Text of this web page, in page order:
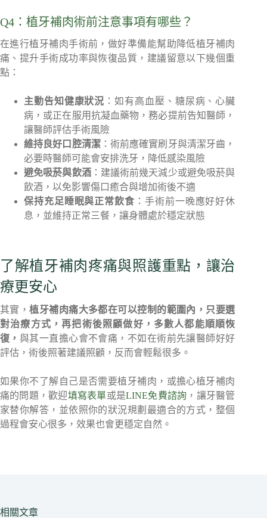
Q4：植牙補肉術前注意事項有哪些？
在進行植牙補肉手術前，做好準備能幫助降低植牙補肉
痛、提升手術成功率與恢復品質，建議留意以下幾個重
點：
主動告知健康狀況 ：如有高血壓、糖尿病、心臟
病，或正在服用抗凝血藥物，務必提前告知醫師，
讓醫師評估手術風險
維持良好口腔清潔：術前應確實刷牙與清潔牙齒，
必要時醫師可能會安排洗牙，降低感染風險
避免吸菸與飲酒：建議術前幾天減少或避免吸菸與
飲酒，以免影響傷口癒合與增加術後不適
保持充足睡眠與正常飲食 ：手術前一晚應好好休
息，並維持正常三餐，讓身體處於穩定狀態
了解植牙補肉疼痛與照護重點，讓治
療更安心
其實，植牙補肉痛大多都在可以控制的範圍內，只要選
對治療方式，再把術後照顧做好，多數人都能順順恢
復， 與其一直擔心會不會痛，不如在術前先讓醫師好好
評估，術後照著建議照顧，反而會輕鬆很多。
如果你不了解自己是否需要植牙補肉，或擔心植牙補肉
痛的問題，歡迎填寫表單或是LINE免費諮詢 ，讓牙醫管
家替你解答，並依照你的狀況規劃最適合的方式，整個
過程會安心很多，效果也會更穩定自然。
相關文章